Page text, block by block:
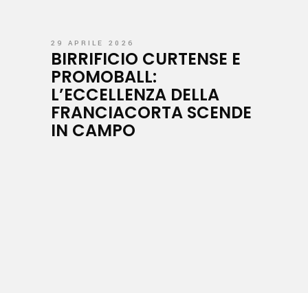
29 APRILE 2026
BIRRIFICIO CURTENSE E
PROMOBALL:
L’ECCELLENZA DELLA
FRANCIACORTA SCENDE
IN CAMPO